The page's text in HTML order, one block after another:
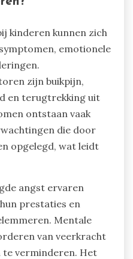
kinderen kunnen zich
emotionele
zijn buikpijn,
en terugtrekking uit
ontstaan vaak
die door
opgelegd, wat leidt
angst ervaren
prestaties en
Mentale
van veerkracht
te verminderen. Het